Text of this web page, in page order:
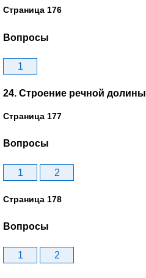
Страница 176
Вопросы
1
24. Строение речной долины
Страница 177
Вопросы
1 2
Страница 178
Вопросы
1 2